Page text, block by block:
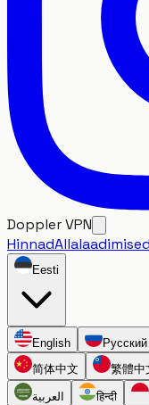
Doppler VPN
HinnadAllalaadimised
Eesti
English Русский
简体中文
繁體中
العربية हिन्दी